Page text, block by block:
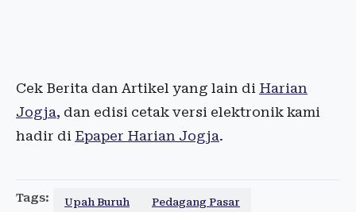
Cek Berita dan Artikel yang lain di Harian
Jogja, dan edisi cetak versi elektronik kami
hadir di Epaper Harian Jogja.
Tags: Upah Buruh Pedagang Pasar